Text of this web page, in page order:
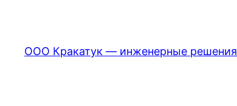
содержимому
ООО Кракатук — инженерные решения